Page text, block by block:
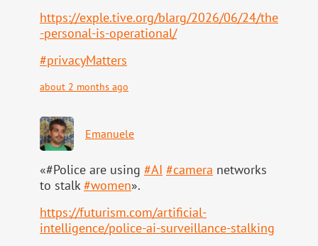
https://exple.tive.org/blarg/2026/06/24/the
-personal-is-operational/
#privacyMatters
about 2 months ago
Emanuele
«#Police are using #AI #camera networks
to stalk#women».
https://futurism.com/artificial-
intelligence/police-ai-surveillance-stalking